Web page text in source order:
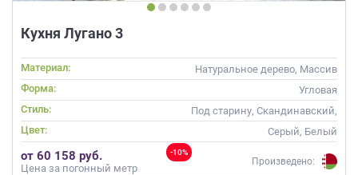
Кухня Лугано 3
Материал:
Натуральное дерево, Массив
Форма:
Угловая
Стиль:
Под старину, Скандинавский,
Неоклассика, Современные
Цвет: Серый, Белый
-10%
от 60 158 руб.
Цена за погонный метр
Произведено: